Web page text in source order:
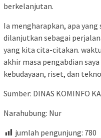
berkelanjutan.
Ia mengharapkan, apa yang
dilanjutkan sebagai
yang kita cita-citakan.
akhir masa pengabdian
kebudayaan, riset, dan
Sumber: DINAS KOMINFO
Narahubung: Nur
jumlah pengunjung: 780